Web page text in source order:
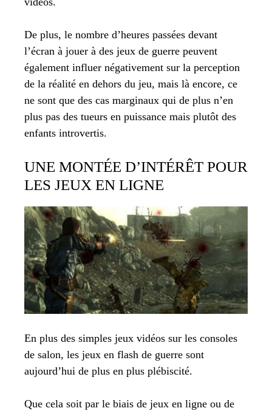
De plus, le nombre d’heures passées devant
l’écran à jouer à des jeux de guerre peuvent
également influer négativement sur la perception
de la réalité en dehors du jeu, mais là encore, ce
ne sont que des cas marginaux qui de plus n’en
plus pas des tueurs en puissance mais plutôt des
enfants introvertis.
UNE MONTÉE D’INTÉRÊT POUR
LES JEUX EN LIGNE
En plus des simples jeux vidéos sur les consoles
de salon, les jeux en flash de guerre sont
aujourd’hui de plus en plus plébiscité.
Que cela soit par le biais de jeux en ligne ou de